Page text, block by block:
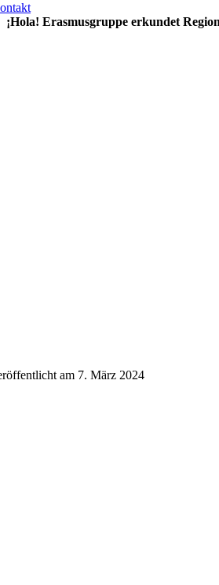
¡Hola! Erasmusgruppe erkundet Region
am 7. März 2024